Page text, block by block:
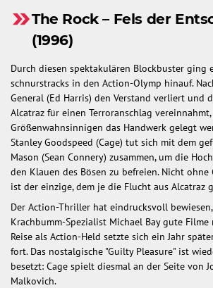
The Rock – Fels der
(1996)
Durch diesen spektakulären Blockbuster ging
schnurstracks in den Action-Olymp hinauf.
General (Ed Harris) den Verstand verliert und
Alcatraz für einen Terroranschlag vereinnahmt,
Größenwahnsinnigen das Handwerk gelegt
Stanley Goodspeed (Cage) tut sich mit dem
Mason (Sean Connery) zusammen, um die
den Klauen des Bösen zu befreien. Nicht ohne
ist der einzige, dem je die Flucht aus Alcatraz
Der Action-Thriller hat eindrucksvoll
Krachbumm-Spezialist Michael Bay gute Filme
Reise als Action-Held setzte sich ein Jahr
fort. Das nostalgische "Guilty Pleasure" ist
besetzt: Cage spielt diesmal an der Seite von
Malkovich.